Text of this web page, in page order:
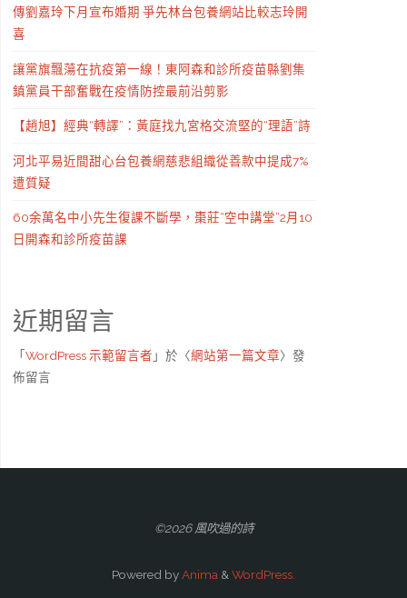
傳劉嘉玲下月宣布婚期 爭先林台包養網站比較志玲開
喜
讓黨旗飄蕩在抗疫第一線！東阿森和診所疫苗縣劉集
鎮黨員干部奮戰在疫情防控最前沿剪影
【趙旭】經典“轉譯”：黃庭找九宮格交流堅的“理語”詩
河北平易近間甜心台包養網慈悲組織從善款中提成7%
遭質疑
60余萬名中小先生復課不斷學，棗莊“空中講堂”2月10
日開森和診所疫苗課
近期留言
「WordPress 示範留言者 」於〈網站第一篇文章〉發
佈留言
©2026 風吹過的詩
Powered byAnima & WordPress.